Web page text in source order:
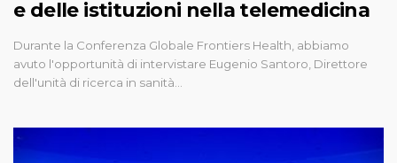
e delle istituzioni nella telemedicina
Durante la Conferenza Globale Frontiers Health, abbiamo
avuto l'opportunità di intervistare Eugenio Santoro, Direttore
dell'unità di ricerca in sanità…